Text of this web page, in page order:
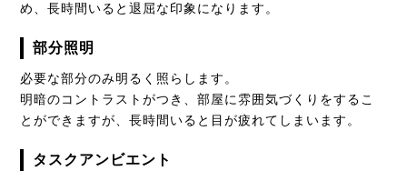
め、長時間いると退屈な印象になります。
部分照明
必要な部分のみ明るく照らします。
明暗のコントラストがつき、部屋に雰囲気づくりをするこ
とができますが、長時間いると目が疲れてしまいます。
タスクアンビエント